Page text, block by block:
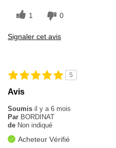
1 0
Signaler cet avis
5
Avis
Soumis il y a 6 mois
Par BORDINAT
de Non indiqué
Acheteur Vérifié